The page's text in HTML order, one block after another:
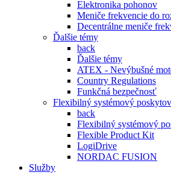
Elektronika pohonov
Meniče frekvencie do
Decentrálne meniče
Ďalšie témy
back
Ďalšie témy
ATEX - Nevýbušné
Country Regulations
Funkčná bezpečnosť
Flexibilný systémový
back
Flexibilný systémový
Flexible Product Kit
LogiDrive
NORDAC FUSION
Služby